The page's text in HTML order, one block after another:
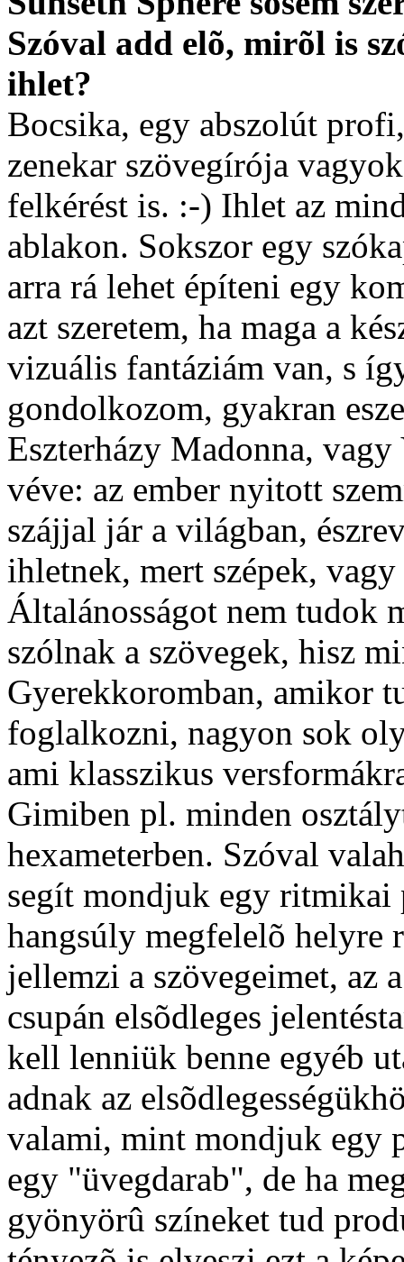
Szóval add elõ, mirõl is
ihlet?
Bocsika, egy abszolút
zenekar szövegírója
felkérést is. :-) Ihlet az
ablakon. Sokszor egy
arra rá lehet építeni egy
azt szeretem, ha maga a
vizuális fantáziám van, s
gondolkozom, gyakran
Eszterházy Madonna,
véve: az ember nyitott
szájjal jár a világban,
ihletnek, mert szépek,
Általánosságot nem tudok
szólnak a szövegek, hisz
Gyerekkoromban, amikor
foglalkozni, nagyon sok
ami klasszikus
Gimiben pl. minden
hexameterben. Szóval
segít mondjuk egy ritmikai
hangsúly megfelelõ helyre
jellemzi a szövegeimet, az
csupán elsõdleges
kell lenniük benne egyéb
adnak az
valami, mint mondjuk egy
egy "üvegdarab", de ha
gyönyörû színeket tud